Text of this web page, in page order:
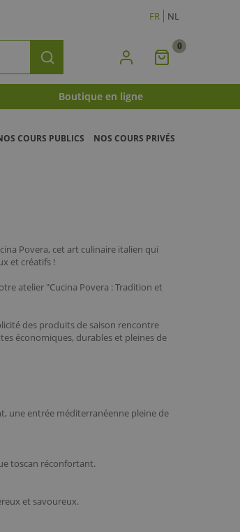
FR NL
Rechercher Mon
0
Boutique en ligne
COURS PUBLICS NOS COURS PRIVÉS
Povera, cet art culinaire italien qui
et créatifs !
atelier "Cucina Povera : Tradition et
des produits de saison rencontre
économiques, durables et pleines de
une entrée méditerranéenne pleine de
toscan réconfortant.
et savoureux.